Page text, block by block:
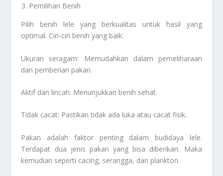
Pemilihan Benih
Pilih benih lele yang berkualitas untuk hasil yang
optimal. Ciri-ciri benih yang baik:
Ukuran seragam: Memudahkan dalam pemeliharaan
dan pemberian pakan.
Aktif dan lincah: Menunjukkan benih sehat.
Tidak cacat: Pastikan tidak ada luka atau cacat fisik.
Pakan adalah faktor penting dalam budidaya lele.
Terdapat dua jenis pakan yang bisa diberikan. Maka
kemudian seperti cacing, serangga, dan plankton.